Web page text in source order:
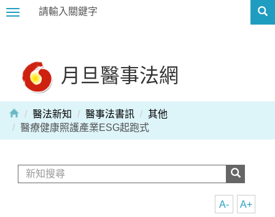
Toggle
月旦醫事法網
醫法新知 醫事法書訊
其他
醫療健康照護產業ESG起跑式
A+
A-